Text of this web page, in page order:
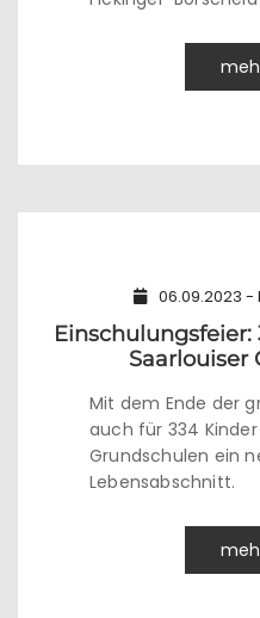
06.09.2023
Saarlouiser
Mit dem Ende der
auch für 334
Grundschulen ein
Lebensabschnitt.